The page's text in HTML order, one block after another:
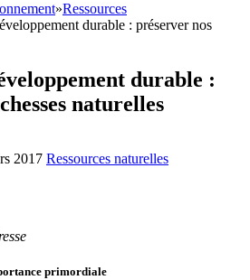
»Ressources
durable : préserver nos
durable :
naturelles
2017 Ressources naturelles
primordiale